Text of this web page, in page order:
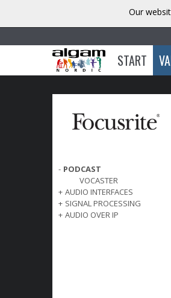
START
- PODCAST
VOCASTER
+ AUDIO INTERFACES
+ SIGNAL PROCESSING
+ AUDIO OVER IP
Our